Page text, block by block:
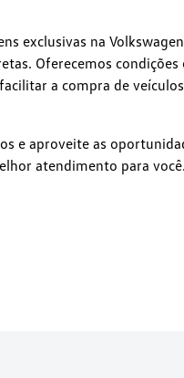
exclusivas na
Oferecemos condições
a compra de
e aproveite as
atendimento para você.